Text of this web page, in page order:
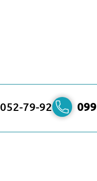
052-79-92 099